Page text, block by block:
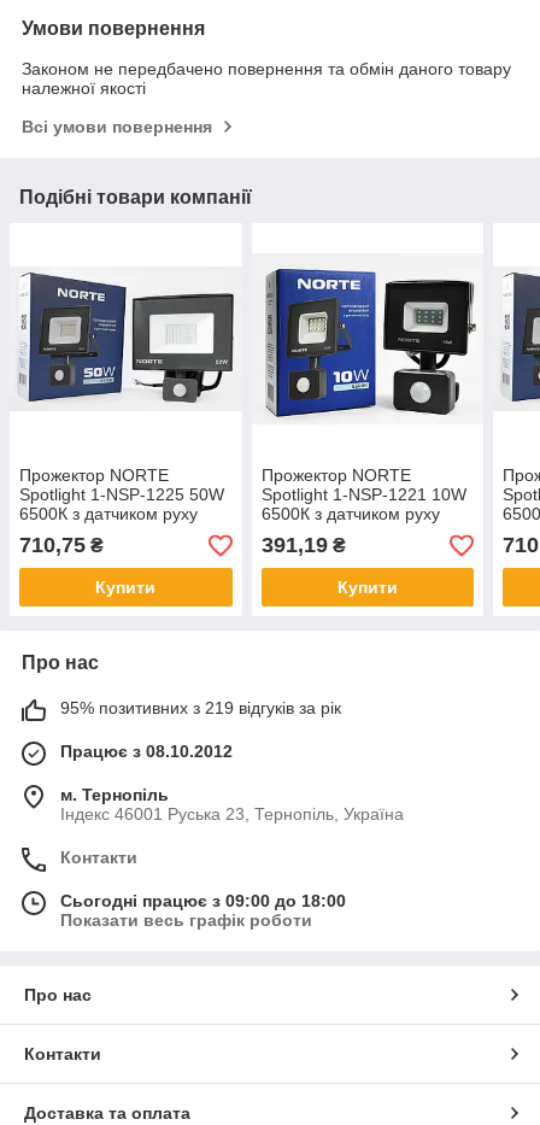
Умови повернення
Законом не передбачено повернення та обмін даного товару
належної якості
Всі умови повернення
Подібні товари компанії
Прожектор NORTE
Spotlight 1-NSP-1225 50W
6500К з датчиком руху
710,75 ₴
Купити
Прожектор NORTE
Spotlight 1-NSP-1221 10W
6500К з датчиком руху
391,19₴
Купити
Про нас
95% позитивних з 219 відгуків за рік
Працює з 08.10.2012
м. Тернопіль
Індекс 46001 Руська 23, Тернопіль, Україна
Контакти
Сьогодні працює з 09:00 до 18:00
Показати весь графік роботи
Про нас
Контакти
Доставка та оплата